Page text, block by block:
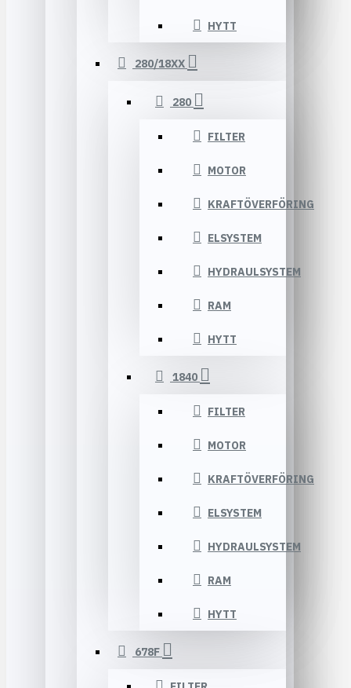
HYTT
280/18XX
280
FILTER
MOTOR
KRAFTÖVERFÖRING
ELSYSTEM
HYDRAULSYSTEM
RAM
HYTT
1840
FILTER
MOTOR
KRAFTÖVERFÖRING
ELSYSTEM
HYDRAULSYSTEM
RAM
HYTT
678F